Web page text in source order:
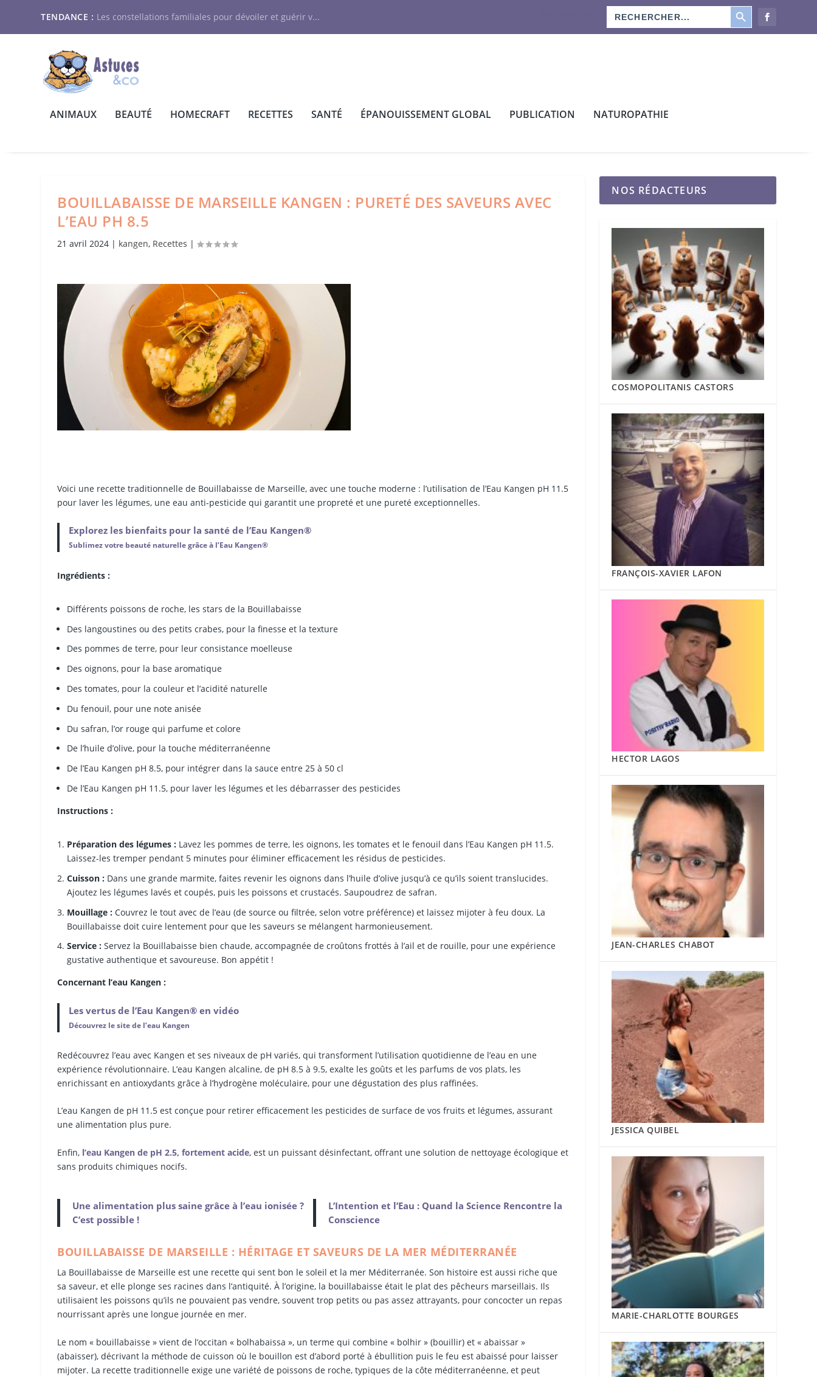
TENDANCE : Les constellations familiales pour dévoiler et guérir v...
Search
for:
SEARCH BUTTON
ANIMAUX BEAUTÉ HOMECRAFT RECETTES SANTÉ ÉPANOUISSEMENT GLOBAL PUBLICATION NATUROPATHIE
BOUILLABAISSE DE MARSEILLE KANGEN : PURETÉ DES SAVEURS AVEC
L’EAU PH 8.5
21 avril 2024 | kangen, Recettes |
Voici une recette traditionnelle de Bouillabaisse de Marseille, avec une touche moderne : l’utilisation de l’Eau Kangen pH 11.5
pour laver les légumes, une eau anti-pesticide qui garantit une propreté et une pureté exceptionnelles.
Explorez les bienfaits pour la santé de l’Eau Kangen®
Sublimez votre beauté naturelle grâce à l’Eau Kangen®
Ingrédients :
Différents poissons de roche, les stars de la Bouillabaisse
Des langoustines ou des petits crabes, pour la finesse et la texture
Des pommes de terre, pour leur consistance moelleuse
Des oignons, pour la base aromatique
Des tomates, pour la couleur et l’acidité naturelle
Du fenouil, pour une note anisée
Du safran, l’or rouge qui parfume et colore
De l’huile d’olive, pour la touche méditerranéenne
De l’Eau Kangen pH 8.5, pour intégrer dans la sauce entre 25 à 50 cl
De l’Eau Kangen pH 11.5, pour laver les légumes et les débarrasser des pesticides
Instructions :
Préparation des légumes : Lavez les pommes de terre, les oignons, les tomates et le fenouil dans l’Eau Kangen pH 11.5.
Laissez-les tremper pendant 5 minutes pour éliminer efficacement les résidus de pesticides.
Cuisson : Dans une grande marmite, faites revenir les oignons dans l’huile d’olive jusqu’à ce qu’ils soient translucides.
Ajoutez les légumes lavés et coupés, puis les poissons et crustacés. Saupoudrez de safran.
Mouillage : Couvrez le tout avec de l’eau (de source ou filtrée, selon votre préférence) et laissez mijoter à feu doux. La
Bouillabaisse doit cuire lentement pour que les saveurs se mélangent harmonieusement.
Service : Servez la Bouillabaisse bien chaude, accompagnée de croûtons frottés à l’ail et de rouille, pour une expérience
gustative authentique et savoureuse. Bon appétit !
Concernant l’eau Kangen :
Les vertus de l’Eau Kangen® en vidéo
Découvrez le site de l’eau Kangen
Redécouvrez l’eau avec Kangen et ses niveaux de pH variés, qui transforment l’utilisation quotidienne de l’eau en une
expérience révolutionnaire. L’eau Kangen alcaline, de pH 8.5 à 9.5, exalte les goûts et les parfums de vos plats, les
enrichissant en antioxydants grâce à l’hydrogène moléculaire, pour une dégustation des plus raffinées.
L’eau Kangen de pH 11.5 est conçue pour retirer efficacement les pesticides de surface de vos fruits et légumes, assurant
une alimentation plus pure.
Enfin, l’eau Kangen de pH 2.5, fortement acide, est un puissant désinfectant, offrant une solution de nettoyage écologique et
sans produits chimiques nocifs.
Une alimentation plus saine grâce à l’eau ionisée ?
C’est possible !
L’Intention et l’Eau : Quand la Science Rencontre la
Conscience
BOUILLABAISSE DE MARSEILLE : HÉRITAGE ET SAVEURS DE LA MER MÉDITERRANÉE
La Bouillabaisse de Marseille est une recette qui sent bon le soleil et la mer Méditerranée. Son histoire est aussi riche que
sa saveur, et elle plonge ses racines dans l’antiquité. À l’origine, la bouillabaisse était le plat des pêcheurs marseillais. Ils
utilisaient les poissons qu’ils ne pouvaient pas vendre, souvent trop petits ou pas assez attrayants, pour concocter un repas
nourrissant après une longue journée en mer.
Le nom « bouillabaisse » vient de l’occitan « bolhabaissa », un terme qui combine « bolhir » (bouillir) et « abaissar »
(abaisser), décrivant la méthode de cuisson où le bouillon est d’abord porté à ébullition puis le feu est abaissé pour laisser
mijoter. La recette traditionnelle exige une variété de poissons de roche, typiques de la côte méditerranéenne, et peut
NOS RÉDACTEURS
COSMOPOLITANIS CASTORS
FRANÇOIS-XAVIER LAFON
HECTOR LAGOS
JEAN-CHARLES CHABOT
JESSICA QUIBEL
MARIE-CHARLOTTE BOURGES